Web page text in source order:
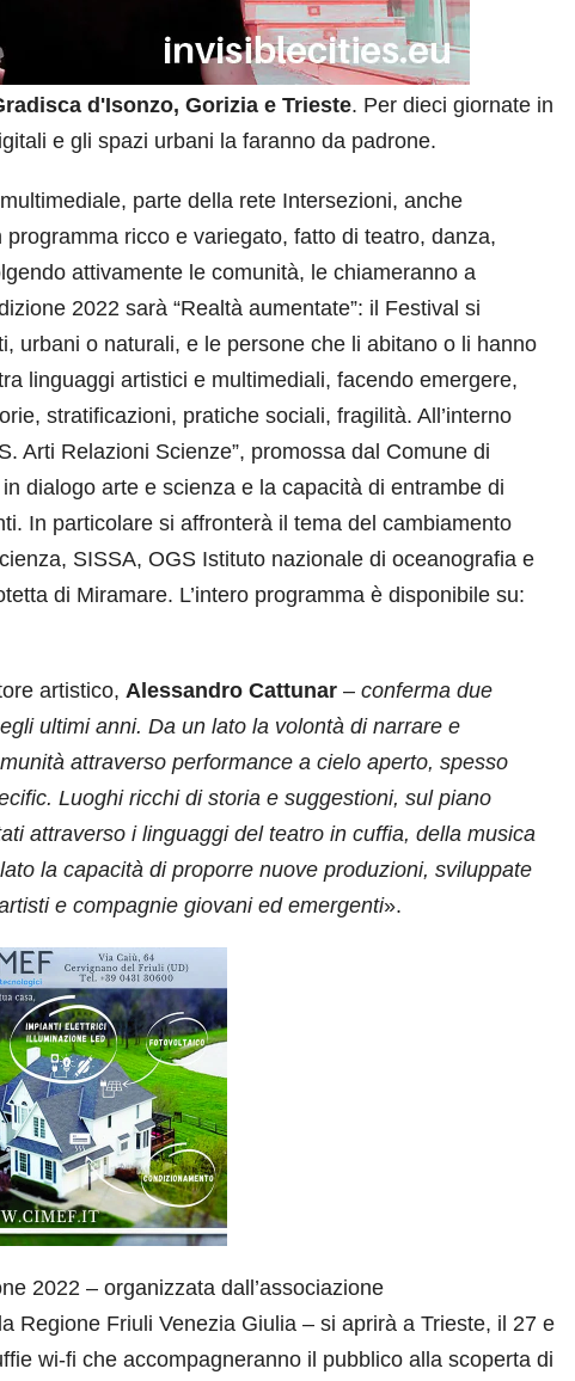
d'Isonzo, Gorizia e Trieste. Per dieci giornate in
e gli spazi urbani la faranno da padrone.
parte della rete Intersezioni, anche
ricco e variegato, fatto di teatro, danza,
attivamente le comunità, le chiameranno a
2022 sarà “Realtà aumentate”: il Festival si
urbani o naturali, e le persone che li abitano o li hanno
linguaggi artistici e multimediali, facendo emergere,
stratificazioni, pratiche sociali, fragilità. All’interno
Arti Relazioni Scienze”, promossa dal Comune di
dialogo arte e scienza e la capacità di entrambe di
In particolare si affronterà il tema del cambiamento
SISSA, OGS Istituto nazionale di oceanografia e
di Miramare. L’intero programma è disponibile su:
artistico, Alessandro Cattunar – conferma due
ultimi anni. Da un lato la volontà di narrare e
attraverso performance a cielo aperto, spesso
Luoghi ricchi di storia e suggestioni, sul piano
attraverso i linguaggi del teatro in cuffia, della musica
la capacità di proporre nuove produzioni, sviluppate
e compagnie giovani ed emergenti».
2022 – organizzata dall’associazione
Regione Friuli Venezia Giulia – si aprirà a Trieste, il 27 e
wi-fi che accompagneranno il pubblico alla scoperta di